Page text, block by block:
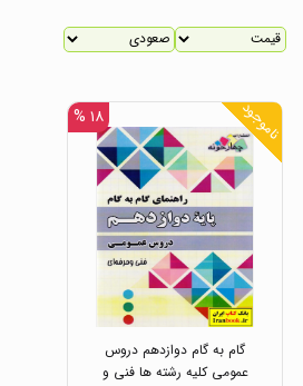
ناموجود ۱۸ %
گام به گام دوازدهم دروس
عمومی کلیه رشته ها فنی و